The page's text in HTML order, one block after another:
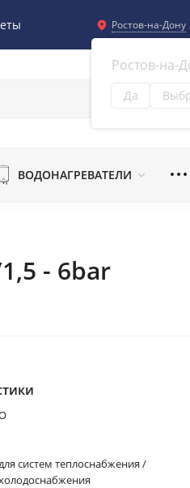
Ростов-на-Дону
Ростов-на-
Да
ВОДОНАГРЕВАТЕЛИ
- 6bar
систем теплоснабжения /